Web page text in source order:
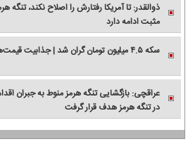
ذوالقدر: تا آمریکا رفتارش را اصلاح نکند، تنگه
مثبت ادامه دارد
سکه ۴.۵ میلیون تومان گران شد | جذابیت قیمت‌ها دلار را بالا کشید
عراقچی: بازگشایی تنگه هرمز منوط به جبران
در تنگه هرمز هدف قرار گرفت